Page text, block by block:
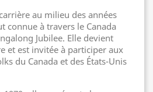
au milieu des années
connue à travers le Canada
Jubilee. Elle devient
et est invitée à participer aux
du Canada et des États-Unis